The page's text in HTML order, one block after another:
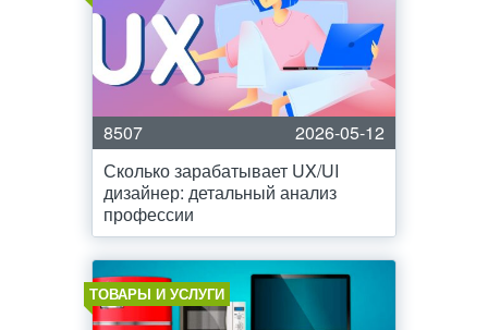
8507
2026-05-12
Сколько зарабатывает UX/UI
дизайнер: детальный анализ
профессии
ТОВАРЫ И УСЛУГИ